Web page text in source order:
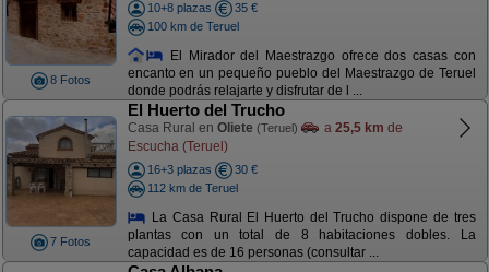
8 Fotos
10+8 plazas
35 €
100 km de Teruel
El Mirador del Maestrazgo ofrece dos casas con
encanto en un pequeño pueblo del Maestrazgo de Teruel
donde podrás relajarte y disfrutar de l ...
7 Fotos
El Huerto del Trucho
Casa Rural en Oliete (Teruel) a 25,5 km de
Escucha (Teruel)
16+3 plazas
30 €
112 km de Teruel
La Casa Rural El Huerto del Trucho dispone de tres
plantas con un total de 8 habitaciones dobles. La
capacidad es de 16 personas (consultar ...